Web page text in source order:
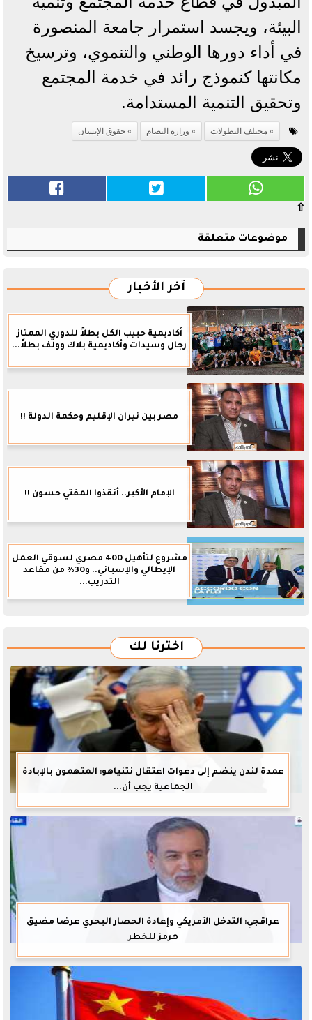
البيئة، ويجسد استمرار جامعة المنصورة
في أداء دورها الوطني والتنموي، وترسيخ
مكانتها كنموذج رائد في خدمة المجتمع
وتحقيق التنمية المستدامة.
مختلف البطولات وزارة التضام حقوق الإنسان
⇧
موضوعات متعلقة
آخر الأخبار
أكاديمية حبيب الكل بطلاً للدوري الممتاز
رجال وسيدات وأكاديمية بلاك وولف بطلاً...
مصر بين نيران الإقليم وحكمة الدولة !!
الإمام الأكبر.. أنقذوا المفتي حسون !!
مشروع لتأهيل 400 مصري لسوقي العمل
الإيطالي والإسباني.. و30% من مقاعد
التدريب...
اخترنا لك
عمدة لندن ينضم إلى دعوات اعتقال نتنياهو: المتهمون بالإبادة
الجماعية يجب أن...
عراقجي: التدخل الأمريكي وإعادة الحصار البحري عرضا مضيق
هرمز للخطر